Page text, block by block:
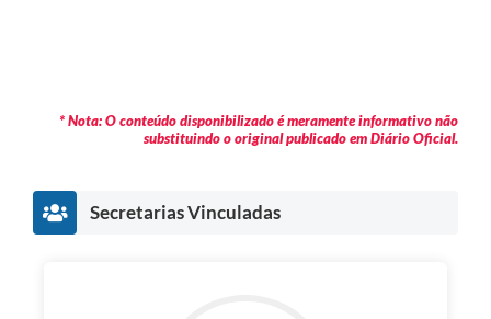
* Nota: O conteúdo disponibilizado é meramente informativo não
substituindo o original publicado em Diário Oficial.
Secretarias Vinculadas